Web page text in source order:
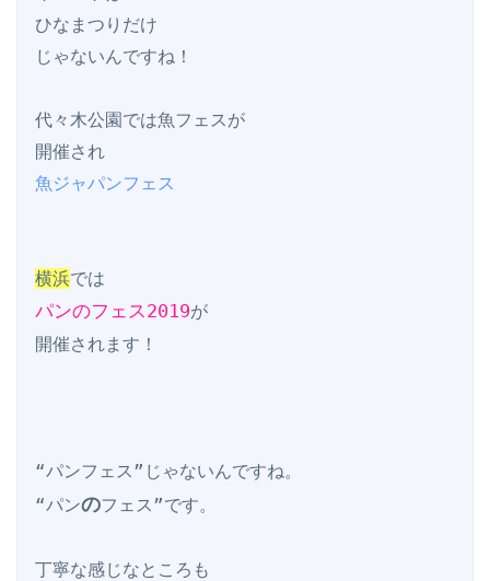
ひなまつりだけ
じゃないんですね！
代々木公園では魚フェスが
魚ジャパンフェス
横浜
パンのフェス2019が
開催されます！
“パンフェス”じゃないんですね。
“パンのフェス”です。
丁寧な感じなところも